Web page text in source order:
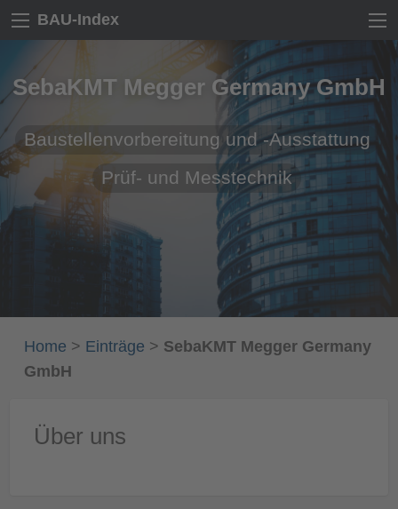
BAU-Index
SebaKMT Megger Germany GmbH
Baustellenvorbereitung und -Ausstattung
Prüf- und Messtechnik
Home > Einträge > SebaKMT Megger Germany
GmbH
Über uns